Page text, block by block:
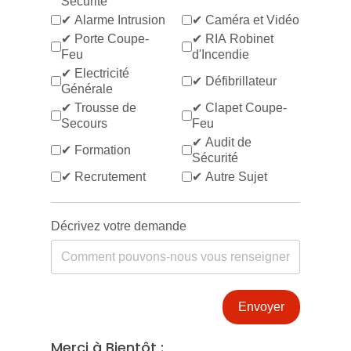
✔ Alarme Intrusion
✔ Caméra et Vidéo
✔ Porte Coupe-
Feu
✔ RIA Robinet
d'Incendie
✔ Electricité
Générale
✔ Défibrillateur
✔ Trousse de
Secours
✔ Clapet Coupe-
Feu
✔ Formation
✔ Audit de
Sécurité
✔ Recrutement
✔ Autre Sujet
Décrivez votre demande
Envoyer